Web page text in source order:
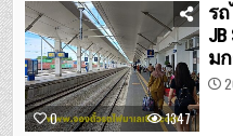
0 1347
รถ
ม